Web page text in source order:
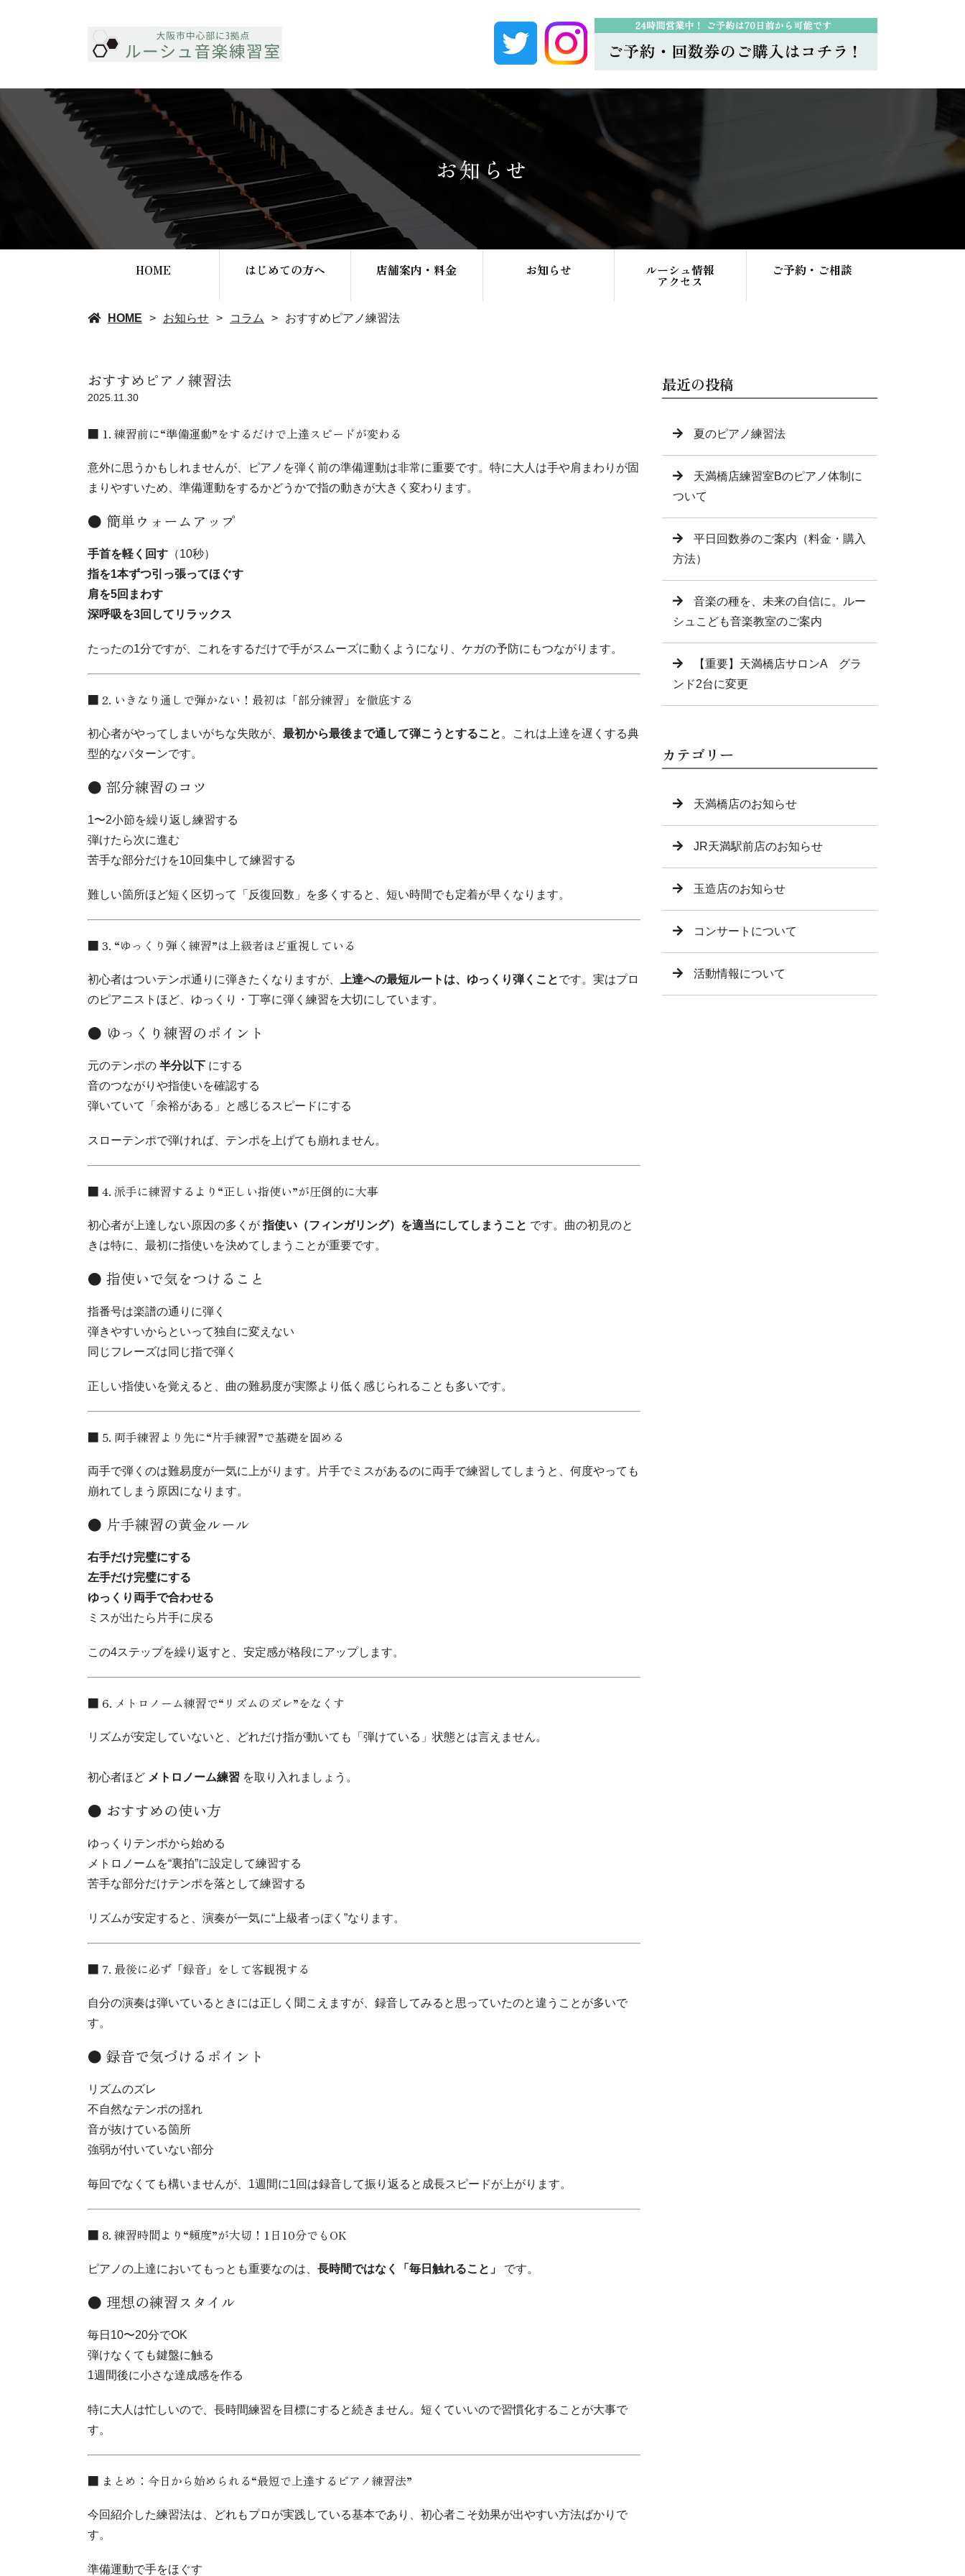
お知らせ
HOME はじめての方へ 店舗案内・料金 お知らせ ルーシュ情報
アクセス
ご予約・ご相談
HOME お知らせ コラム おすすめピアノ練習法
おすすめピアノ練習法
2025.11.30
■ 1. 練習前に“準備運動”をするだけで上達スピードが変わる
意外に思うかもしれませんが、ピアノを弾く前の準備運動は非常に重要です。特に大人は手や肩まわりが固
まりやすいため、準備運動をするかどうかで指の動きが大きく変わります。
● 簡単ウォームアップ
手首を軽く回す （10秒）
指を1本ずつ引っ張ってほぐす
肩を5回まわす
深呼吸を3回してリラックス
たったの1分ですが、これをするだけで手がスムーズに動くようになり、ケガの予防にもつながります。
■ 2. いきなり通しで弾かない！最初は「部分練習」を徹底する
初心者がやってしまいがちな失敗が、 最初から最後まで通して弾こうとすること 。これは上達を遅くする典
型的なパターンです。
● 部分練習のコツ
1〜2小節を繰り返し練習する
弾けたら次に進む
苦手な部分だけを10回集中して練習する
難しい箇所ほど短く区切って「反復回数」を多くすると、短い時間でも定着が早くなります。
■ 3. “ゆっくり弾く練習”は上級者ほど重視している
初心者はついテンポ通りに弾きたくなりますが、 上達への最短ルートは、ゆっくり弾くことです。実はプロ
のピアニストほど、ゆっくり・丁寧に弾く練習を大切にしています。
● ゆっくり練習のポイント
元のテンポの 半分以下 にする
音のつながりや指使いを確認する
弾いていて「余裕がある」と感じるスピードにする
スローテンポで弾ければ、テンポを上げても崩れません。
■ 4. 派手に練習するより“正しい指使い”が圧倒的に大事
初心者が上達しない原因の多くが 指使い（フィンガリング）を適当にしてしまうこと です。曲の初見のと
きは特に、最初に指使いを決めてしまうことが重要です。
● 指使いで気をつけること
指番号は楽譜の通りに弾く
弾きやすいからといって独自に変えない
同じフレーズは同じ指で弾く
正しい指使いを覚えると、曲の難易度が実際より低く感じられることも多いです。
■ 5. 両手練習より先に“片手練習”で基礎を固める
両手で弾くのは難易度が一気に上がります。片手でミスがあるのに両手で練習してしまうと、何度やっても
崩れてしまう原因になります。
● 片手練習の黄金ルール
右手だけ完璧にする
左手だけ完璧にする
ゆっくり両手で合わせる
ミスが出たら片手に戻る
この4ステップを繰り返すと、安定感が格段にアップします。
■ 6. メトロノーム練習で“リズムのズレ”をなくす
リズムが安定していないと、どれだけ指が動いても「弾けている」状態とは言えません。
初心者ほど メトロノーム練習 を取り入れましょう。
● おすすめの使い方
ゆっくりテンポから始める
メトロノームを“裏拍”に設定して練習する
苦手な部分だけテンポを落として練習する
リズムが安定すると、演奏が一気に“上級者っぽく”なります。
■ 7. 最後に必ず「録音」をして客観視する
自分の演奏は弾いているときには正しく聞こえますが、録音してみると思っていたのと違うことが多いで
す。
● 録音で気づけるポイント
リズムのズレ
不自然なテンポの揺れ
音が抜けている箇所
強弱が付いていない部分
毎回でなくても構いませんが、1週間に1回は録音して振り返ると成長スピードが上がります。
■ 8. 練習時間より“頻度”が大切！1日10分でもOK
ピアノの上達においてもっとも重要なのは、 長時間ではなく「毎日触れること」 です。
● 理想の練習スタイル
毎日10〜20分でOK
弾けなくても鍵盤に触る
1週間後に小さな達成感を作る
特に大人は忙しいので、長時間練習を目標にすると続きません。短くていいので習慣化することが大事で
す。
■ まとめ：今日から始められる“最短で上達するピアノ練習法”
今回紹介した練習法は、どれもプロが実践している基本であり、初心者こそ効果が出やすい方法ばかりで
す。
準備運動で手をほぐす
最近の投稿
夏のピアノ練習法
天満橋店練習室Bのピアノ体制に
ついて
平日回数券のご案内（料金・購入
方法）
音楽の種を、未来の自信に。ルー
シュこども音楽教室のご案内
【重要】天満橋店サロンA グラ
ンド2台に変更
カテゴリー
天満橋店のお知らせ
JR天満駅前店のお知らせ
玉造店のお知らせ
コンサートについて
活動情報について